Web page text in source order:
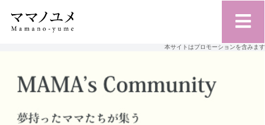
本サイトはプロモーションを含みます